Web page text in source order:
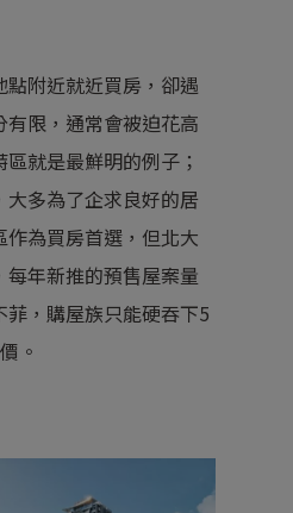
附近就近買房，卻遇
限，通常會被迫花高
就是最鮮明的例子；
多為了企求良好的居
為買房首選，但北大
年新推的預售屋案量
，購屋族只能硬吞下5
。